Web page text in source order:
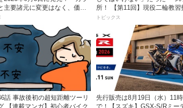
主要諸元に変更はなく、価格
え置きの247万5000円！
所！ 【第11回】現役二輪教習
員YouTuberばくのライテク講
トピックス
話 事故後初の超短距離ツーリ
【連載マンガ】初心者バイク
先行販売は8月19日（水）11
で！【スズキ】GSX-S/Rミー